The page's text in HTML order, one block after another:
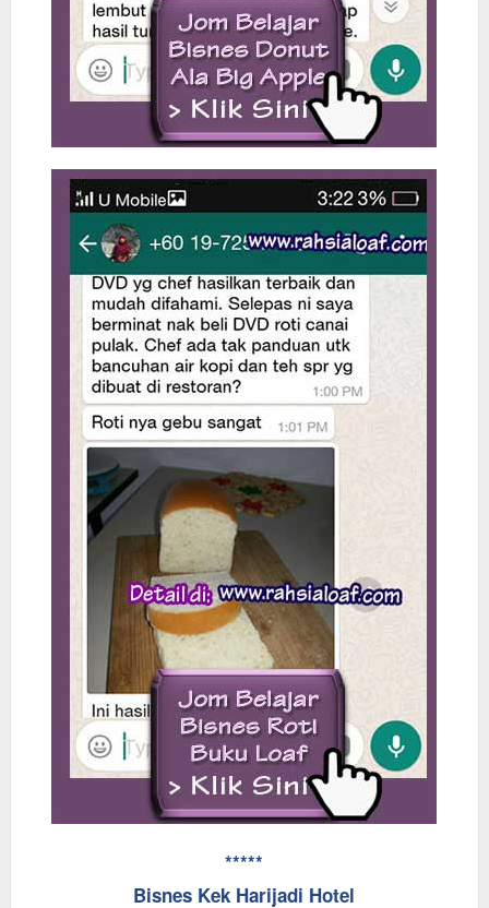
*****
Bisnes Kek Harijadi Hotel